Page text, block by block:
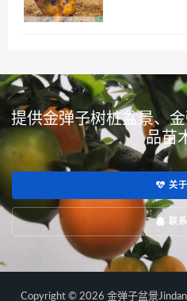
提供金弹子树桩盆景、
品苗
关
联
Copyright © 2026 金弹子盆景